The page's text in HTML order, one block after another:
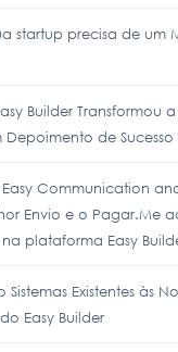
startup precisa de um
Builder Transformou
Depoimento de Sucesso
Communication
Envio e o Pagar.Me
plataforma Easy
Sistemas Existentes às
Easy Builder